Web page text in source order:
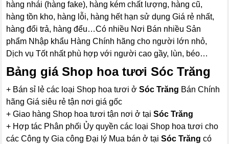
hàng nhái (hàng fake), hàng kém chất lượng, hàng cũ,
hàng tồn kho, hàng lỗi, hàng hết hạn sử dụng Giá rẻ nhất,
hàng đổi trả, hàng đểu…Có nhiều Nơi Bán nhiều Sản
phẩm Nhập khẩu Hàng Chính hãng cho người lớn nhỏ,
Dịch vụ Tốt nhất phù hợp với người cao gầy, lùn, béo…
Bảng giá Shop hoa tươi Sóc Trăng
+ Bán sỉ lẻ các loại Shop hoa tươi ởSóc Trăng Bán Chính
hãng Giá siêu rẻ tận nơi giá gốc
+ Giao hàng Shop hoa tươi tận nơi ở tạiSóc Trăng
+ Hợp tác Phân phối Ủy quyền các loại Shop hoa tươi cho
các Công ty Gia công Đại lý Mua bán ở tạiSóc Trăng có